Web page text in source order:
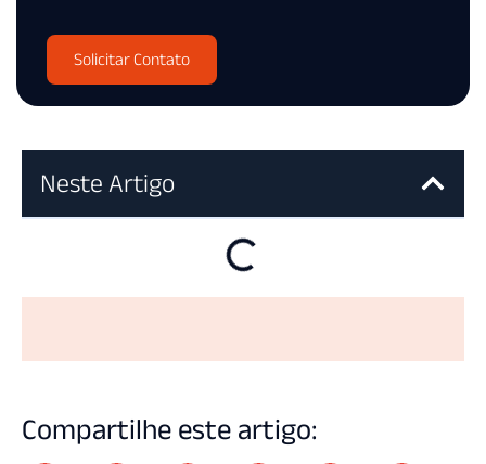
Solicitar Contato
Neste Artigo
Compartilhe este artigo: